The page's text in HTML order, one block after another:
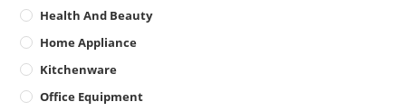
Health And Beauty
Home Appliance
Kitchenware
Office Equipment